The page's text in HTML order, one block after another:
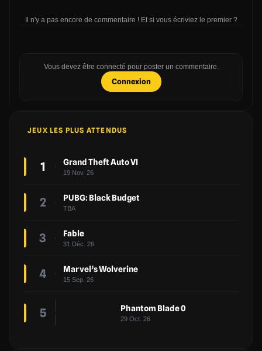
Il n'y a pas encore de commentaire ! Et si vous écriviez le premier ?
Vous devez être connecté pour poster un commentaire.
Connexion
JEUX LES PLUS ATTENDUS
1 Grand Theft Auto VI
19 Nov. 26
2 PUBG: Black Budget
TBA
3 Fable
31 Déc. 26
4 Marvel’s Wolverine
15 Sep. 26
5 Phantom Blade 0
29 Oct. 26